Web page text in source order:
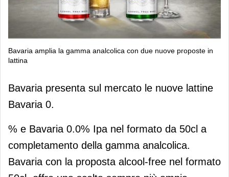
Bavaria amplia la gamma analcolica con due nuove proposte in
lattina
Bavaria amplia la gamma analcolica
con due nuove proposte in lattina
Bavaria presenta sul mercato le nuove lattine
Bavaria 0.
% e Bavaria 0.0% Ipa nel formato da 50cl a
completamento della gamma analcolica.
Bavaria con la proposta alcool-free nel formato